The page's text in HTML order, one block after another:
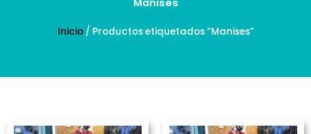
Manises
Inicio/ Productos etiquetados “Manises”